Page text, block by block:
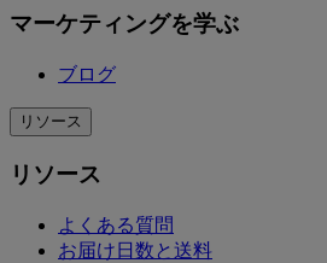
マーケティングを学ぶ
ブログ
リソース
リソース
よくある質問
お届け日数と送料